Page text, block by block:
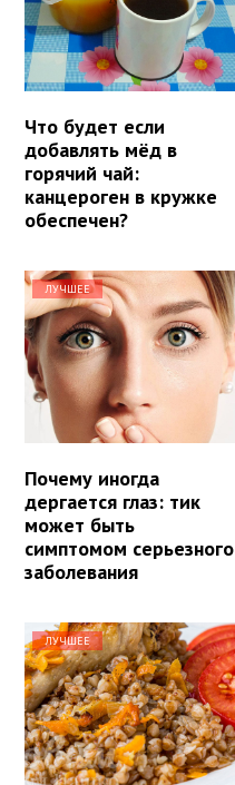
Что будет если
добавлять мёд в
горячий чай:
канцероген в кружке
обеспечен?
ЛУЧШЕЕ
Почему иногда
дергается глаз: тик
может быть
симптомом серьезного
заболевания
ЛУЧШЕЕ